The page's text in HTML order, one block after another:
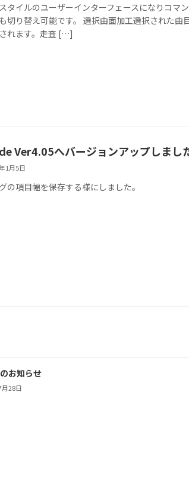
タイルのユーザーインターフェースになりコマ
切り替え可能です。 選択曲面加工選択された
れます。走査 […]
Ver4.05へバージョンアップしまし
1月5日
の項目幅を保存する様にしました。
お知らせ
28日